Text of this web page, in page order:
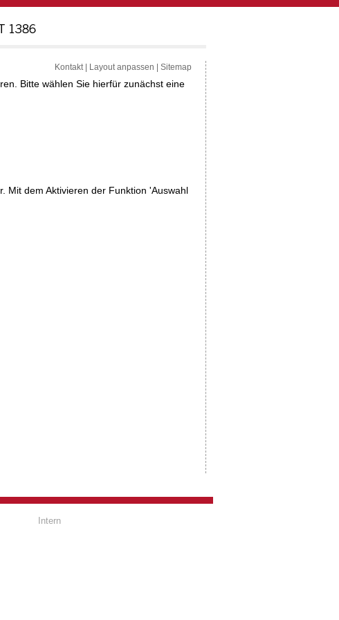
Kontakt Layout anpassen Sitemap
Bitte wählen Sie hierfür zunächst eine
Mit dem Aktivieren der Funktion 'Auswahl
Intern